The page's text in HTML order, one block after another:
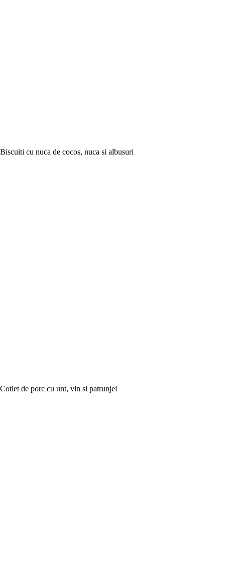
Biscuiti cu nuca de cocos, nuca si albusuri
Cotlet de porc cu unt, vin si patrunjel